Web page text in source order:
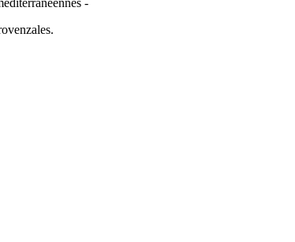
-
.